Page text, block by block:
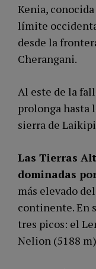
Kenia,
límite
desde la
Cherangani.
Al este de la
prolonga hasta
sierra de
Las Tierras
dominadas
más elevado
continente. En
tres picos: el
Nelion (5188